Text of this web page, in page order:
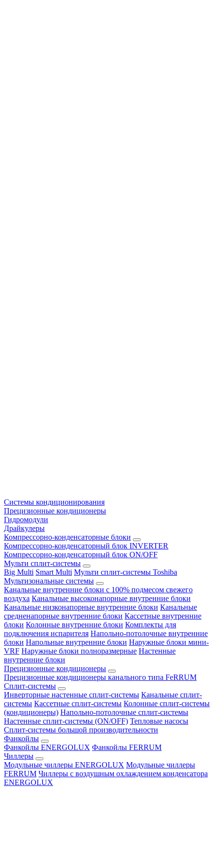
Системы кондиционирования
Прецизионные кондиционеры
Гидромодули
Драйкулеры
Компрессорно-конденсаторные блоки
Компрессорно-конденсаторный блок INVERTER
Компрессорно-конденсаторный блок ON/OFF
Мульти сплит-системы
Big Multi Smart Multi Мульти сплит-системы Toshiba
Мультизональные системы
Канальные внутренние блоки с 100% подмесом свежего
воздуха Канальные высоконапорные внутренние блоки
Канальные низконапорные внутренние блоки Канальные
средненапорные внутренние блоки Кассетные внутренние
блоки Колонные внутренние блоки Комплекты для
подключения испарителя Напольно-потолочные внутренние
блоки Напольные внутренние блоки Наружные блоки мини-
VRF Наружные блоки полноразмерные Настенные
внутренние блоки
Прецизионные кондиционеры
Прецизионные кондиционеры канального типа FeRRUM
Сплит-системы
Инверторные настенные сплит-системы Канальные сплит-
системы Кассетные сплит-системы Колонные сплит-системы
(кондиционеры) Напольно-потолочные сплит-системы
Настенные сплит-системы (ON/OFF) Тепловые насосы
Сплит-системы большой производительности
Фанкойлы
Фанкойлы ENERGOLUX Фанкойлы FERRUM
Чиллеры
Модульные чиллеры ENERGOLUX Модульные чиллеры
FERRUM Чиллеры с воздушным охлаждением конденсатора
ENERGOLUX